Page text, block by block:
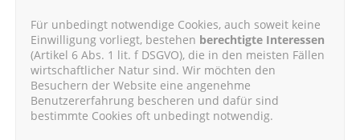
Für unbedingt notwendige Cookies, auch soweit keine
Einwilligung vorliegt, bestehen berechtigte Interessen
(Artikel 6 Abs. 1 lit. f DSGVO), die in den meisten Fällen
wirtschaftlicher Natur sind. Wir möchten den
Besuchern der Website eine angenehme
Benutzererfahrung bescheren und dafür sind
bestimmte Cookies oft unbedingt notwendig.